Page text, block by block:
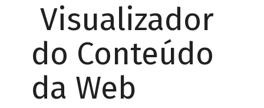
Visualizador
do Conteúdo
da Web